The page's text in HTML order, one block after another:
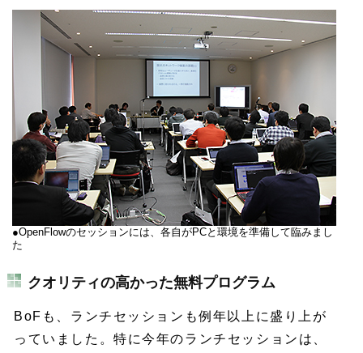
●OpenFlowのセッションには、各自がPCと環境を準備して臨みまし
た
クオリティの高かった無料プログラム
BoFも、ランチセッションも例年以上に盛り上が
っていました。特に今年のランチセッションは、